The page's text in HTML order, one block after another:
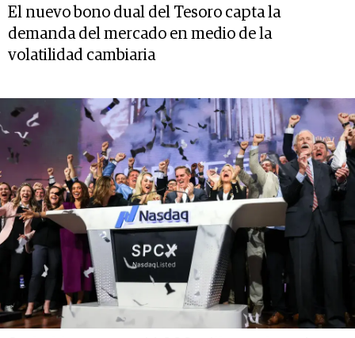
El nuevo bono dual del Tesoro capta la
demanda del mercado en medio de la
volatilidad cambiaria